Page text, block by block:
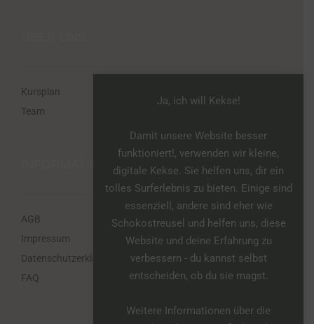
Kursplan
Team
INFORMATIONEN
AGB
Impressum
Datenschutzerklärung
FAQ
Ja, ich will Kekse!
Damit unsere Website besser
funktioniert!, verwenden wir kleine,
digitale Kekse. Sie helfen uns, dir ein
tolles Surferlebnis zu bieten. Einige sind
essenziell, andere sind eher wie
Schokostreusel und helfen uns, diese
Website und deine Erfahrung zu
verbessern - du kannst selbst
entscheiden, ob du sie magst.
Weitere Informationen über die